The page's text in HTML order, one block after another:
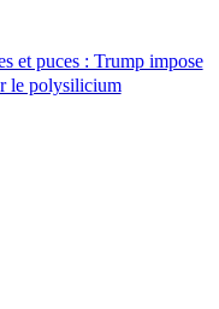
et puces : Trump impose
le polysilicium